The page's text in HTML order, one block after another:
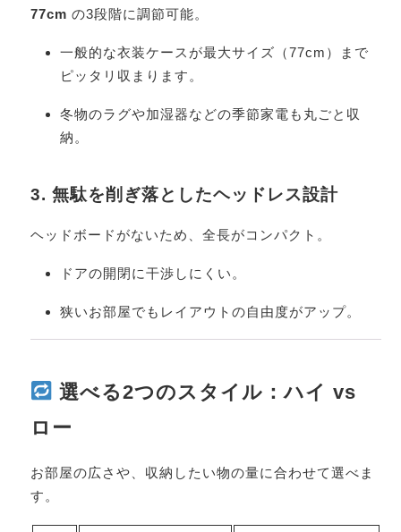
77cm の3段階に調節可能。
一般的な衣装ケースが最大サイズ（77cm）まで
ピッタリ収まります。
冬物のラグや加湿器などの季節家電も丸ごと収
納。
3. 無駄を削ぎ落としたヘッドレス設計
ヘッドボードがないため、全長がコンパクト。
ドアの開閉に干渉しにくい。
狭いお部屋でもレイアウトの自由度がアップ。
選べる2つのスタイル：ハイ vs
ロー
お部屋の広さや、収納したい物の量に合わせて選べま
す。